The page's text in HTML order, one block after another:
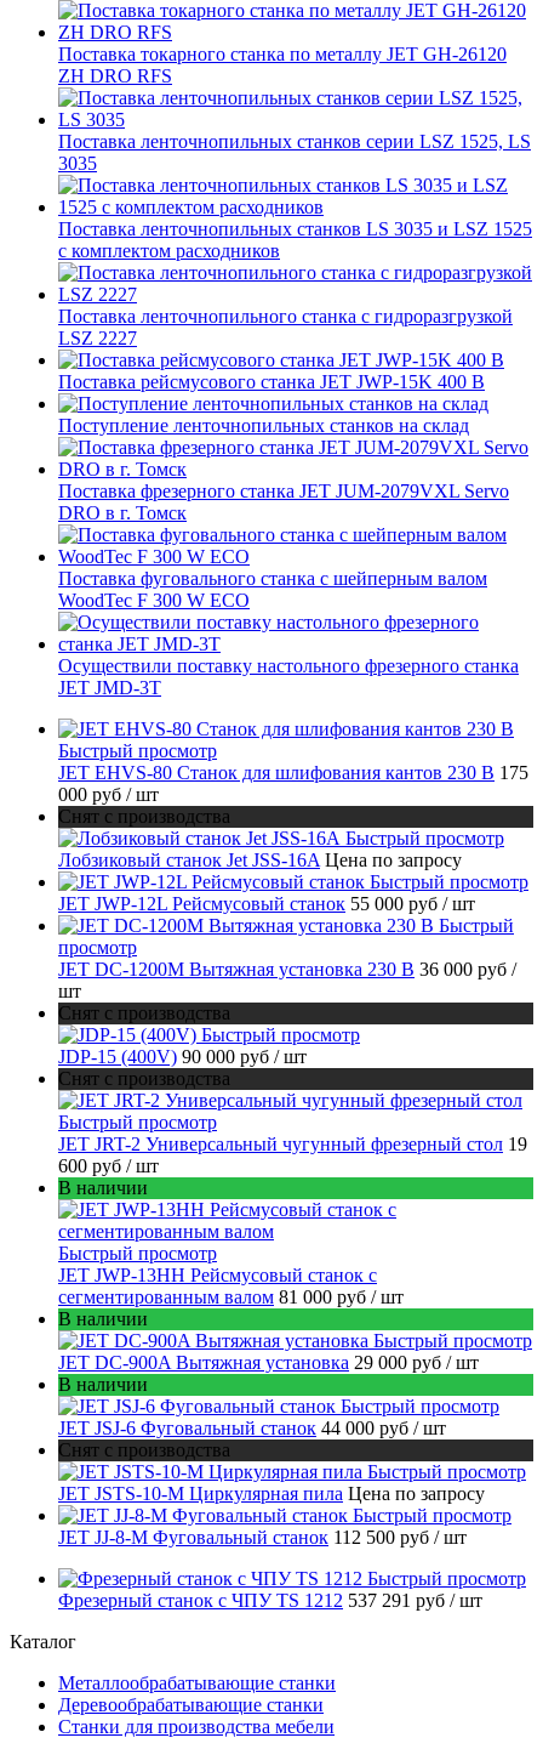
Поставка токарного станка по металлу JET GH-26120
ZH DRO RFS
Поставка ленточнопильных станков серии LSZ 1525, LS
3035
Поставка ленточнопильных станков LS 3035 и LSZ 1525
с комплектом расходников
Поставка ленточнопильного станка c гидроразгрузкой
LSZ 2227
Поставка рейсмусового станка JET JWP-15K 400 В
Поступление ленточнопильных станков на склад
Поставка фрезерного станка JET JUM-2079VXL Servo
DRO в г. Томск
Поставка фуговального станка с шейперным валом
WoodTec F 300 W ECO
Осуществили поставку настольного фрезерного станка
JET JMD-3T
Быстрый просмотр
JET EHVS-80 Станок для шлифования кантов 230 В 175
000 руб / шт
Снят с производства
Быстрый просмотр
Лобзиковый станок Jet JSS-16A Цена по запросу
Быстрый просмотр
JET JWP-12L Рейсмусовый станок 55 000 руб / шт
Быстрый
просмотр
JET DC-1200M Вытяжная установка 230 В 36 000 руб /
шт
Снят с производства
Быстрый просмотр
JDP-15 (400V) 90 000 руб / шт
Снят с производства
Быстрый просмотр
JET JRT-2 Универсальный чугунный фрезерный стол 19
600 руб / шт
В наличии
Быстрый просмотр
JET JWP-13HH Рейсмусовый станок с
сегментированным валом 81 000 руб / шт
В наличии
Быстрый просмотр
JET DC-900A Вытяжная установка 29 000 руб / шт
В наличии
Быстрый просмотр
JET JSJ-6 Фуговальный станок 44 000 руб / шт
Снят с производства
Быстрый просмотр
JET JSTS-10-M Циркулярная пила Цена по запросу
Быстрый просмотр
JET JJ-8-M Фуговальный станок 112 500 руб / шт
Быстрый просмотр
Фрезерный станок с ЧПУ TS 1212 537 291 руб / шт
Каталог
Металлообрабатывающие станки
Деревообрабатывающие станки
Станки для производства мебели